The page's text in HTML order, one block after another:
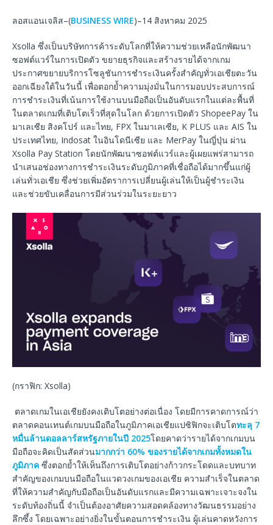
ลอสแอนเจลิส–(BUSINESS WIRE)–14 สิงหาคม 2025
Xsolla ซึ่งเป็นบริษัทการค้าระดับโลกที่ให้ความช่วยเหลือนักพัฒนา
ซอฟต์แวร์ในการเปิดตัว ขยายธุรกิจและสร้างรายได้จากเกม
ประกาศขยายบริการโซลูชันการชำระเงินครั้งสำคัญทั่วเอเชียตะวัน
ออกเฉียงใต้ในวันนี้ เพื่อตอกย้ำความมุ่งมั่นในการมอบประสบการณ์
การชำระเงินที่เน้นการใช้งานบนมือถือเป็นอันดับแรกในแต่ละพื้นที่
ในตลาดเกมที่เติบโตเร็วที่สุดในโลก ด้วยการเปิดตัว ShopeePay ใน
มาเลเซีย สิงคโปร์ และไทย, FPX ในมาเลเซีย, K PLUS และ AIS ใน
ประเทศไทย, Indosat ในอินโดนีเซีย และ MerPay ในญี่ปุ่น ผ่าน
Xsolla Pay Station โดยนักพัฒนาซอฟต์แวร์และผู้เผยแพร่สามารถ
นำเสนอช่องทางการชำระเงินระดับภูมิภาคที่เชื่อถือได้มากขึ้นแก่ผู้
เล่นทั่วเอเชีย ซึ่งช่วยเพิ่มอัตราการเปลี่ยนผู้เล่นให้เป็นผู้ชำระเงิน
และช่วยขับเคลื่อนการมีส่วนร่วมในระยะยาว
(กราฟิก: Xsolla)
ตลาดเกมในเอเชียยังคงเติบโตอย่างต่อเนื่อง โดยมีการคาดการณ์ว่า
ตลาดคอนเทนต์เกมบนมือถือในภูมิภาคเอเชียแปซิฟิกจะเติบโตทะลุ 7
หมื่นล้านดอลลาร์สหรัฐภายในปี 2025โดยคาดว่ารายได้จากเกมบน
มือถือจะคิดเป็นสัดส่วนมากกว่า 60% ของรายได้จากเกมทั้งหมดใน
ภูมิภาค ซึ่งตอกย้ำให้เห็นถึงการเติบโตอย่างก้าวกระโดดและบทบาท
สำคัญของเกมบนมือถือในแวดวงเกมของเอเชีย ความสำเร็จในตลาด
ที่ให้ความสำคัญกับมือถือเป็นอันดับแรกและมีความเฉพาะเจาะจงใน
ระดับท้องถิ่นนี้ จำเป็นต้องอาศัยความสอดคล้องทางวัฒนธรรมอย่าง
ลึกซึ้ง โดยเฉพาะอย่างยิ่งในขั้นตอนการชำระเงิน ผู้เล่นคาดหวังการ